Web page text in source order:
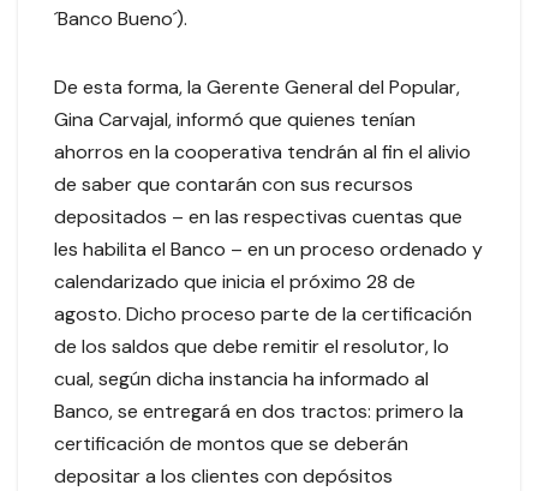
´Banco Bueno´).
De esta forma, la Gerente General del Popular,
Gina Carvajal, informó que quienes tenían
ahorros en la cooperativa tendrán al fin el alivio
de saber que contarán con sus recursos
depositados – en las respectivas cuentas que
les habilita el Banco – en un proceso ordenado y
calendarizado que inicia el próximo 28 de
agosto. Dicho proceso parte de la certificación
de los saldos que debe remitir el resolutor, lo
cual, según dicha instancia ha informado al
Banco, se entregará en dos tractos: primero la
certificación de montos que se deberán
depositar a los clientes con depósitos